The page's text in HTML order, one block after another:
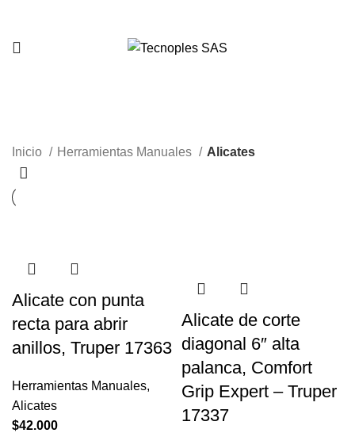
Inicio Herramientas Manuales Alicates
Alicate con punta
recta para abrir
anillos, Truper 17363
Herramientas Manuales,
Alicates
$42.000
Alicate de corte
diagonal 6″ alta
palanca, Comfort
Grip Expert – Truper
17337